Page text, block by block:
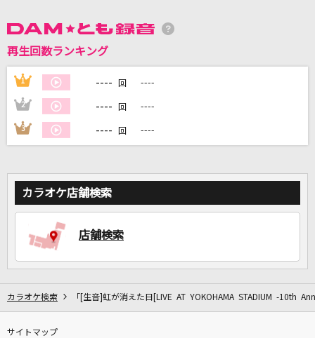
DAMに会員登録・ログインして
家族や友達と一緒に！練習にも！
再生回数ランキング
1 ---- 回 ----
2 ---- 回 ----
3 ---- 回 ----
カラオケ店舗検索
店舗検索
カラオケ検索 「[生音]虹が消えた日[LIVE AT YOKOHAMA STADIUM -10th
サイトマップ